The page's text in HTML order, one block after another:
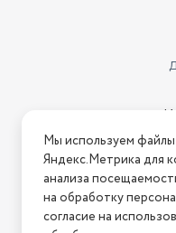
Нашли ошибку
Мы используем
Яндекс.Метрика для
анализа
на обработку
согласие на